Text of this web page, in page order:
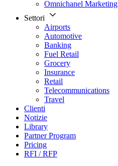
Omnichanel Marketing
Settori
Airports
Automotive
Banking
Fuel Retail
Grocery
Insurance
Retail
Telecommunications
Travel
Clienti
Notizie
Library
Partner Program
Pricing
RFI / RFP